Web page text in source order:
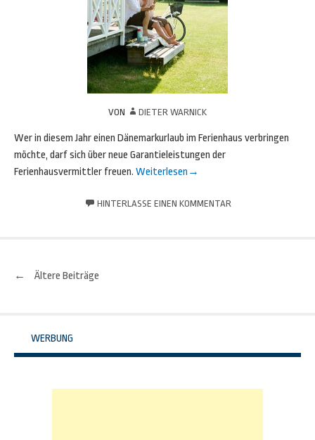
VON DIETER WARNICK
Wer in diesem Jahr einen Dänemarkurlaub im Ferienhaus verbringen
möchte, darf sich über neue Garantieleistungen der
Ferienhausvermittler freuen. Weiterlesen →
HINTERLASSE EINEN KOMMENTAR
Beitrags-
← Ältere Beiträge
WERBUNG